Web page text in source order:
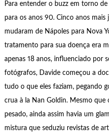
Para entender o buzz em torno
para os anos 90. Cinco anos
mudaram de Nápoles para Nova
tratamento para sua doença era
apenas 18 anos, influenciado por
fotógrafos, Davide começou a
tudo o que eles faziam, pegando
crua à la Nan Goldin. Mesmo
pesado, ainda assim havia um
mistura que seduziu revistas de